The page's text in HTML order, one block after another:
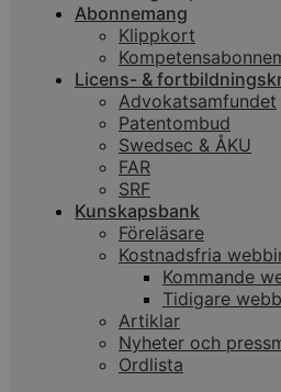
Abonnemang
Klippkort
Licens- &
Advokatsamfundet
Patentombud
Swedsec & ÅKU
FAR
SRF
Kunskapsbank
Föreläsare
Kostnadsfria
Kommande
Tidigare
Artiklar
Nyheter och
Ordlista